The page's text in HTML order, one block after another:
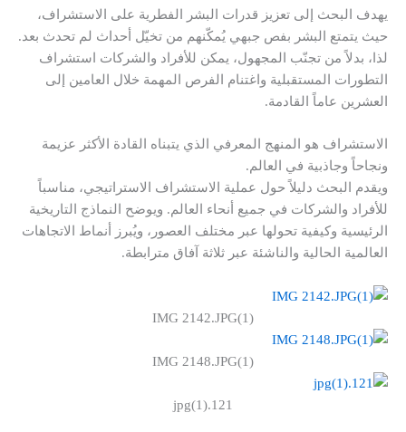
يهدف البحث إلى تعزيز قدرات البشر الفطرية على الاستشراف،
حيث يتمتع البشر بفص جبهي يُمكّنهم من تخيّل أحداث لم تحدث بعد.
لذا، بدلاً من تجنّب المجهول، يمكن للأفراد والشركات استشراف
التطورات المستقبلية واغتنام الفرص المهمة خلال العامين إلى
العشرين عاماً القادمة.
الاستشراف هو المنهج المعرفي الذي يتبناه القادة الأكثر عزيمة
ونجاحاً وجاذبية في العالم.
ويقدم البحث دليلاً حول عملية الاستشراف الاستراتيجي، مناسباً
للأفراد والشركات في جميع أنحاء العالم. ويوضح النماذج التاريخية
الرئيسية وكيفية تحولها عبر مختلف العصور، ويُبرز أنماط الاتجاهات
العالمية الحالية والناشئة عبر ثلاثة آفاق مترابطة.
IMG 2142.JPG(1)
IMG 2148.JPG(1)
121.jpg(1)